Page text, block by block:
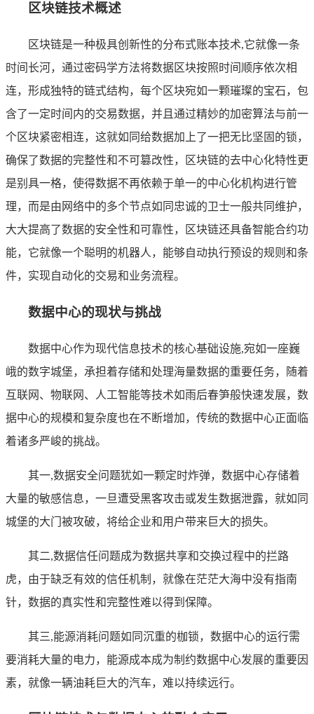
区块链技术概述
区块链是一种极具创新性的分布式账本技术,它就像一条
时间长河，通过密码学方法将数据区块按照时间顺序依次相
连，形成独特的链式结构，每个区块宛如一颗璀璨的宝石，包
含了一定时间内的交易数据，并且通过精妙的加密算法与前一
个区块紧密相连，这就如同给数据加上了一把无比坚固的锁，
确保了数据的完整性和不可篡改性，区块链的去中心化特性更
是别具一格，使得数据不再依赖于单一的中心化机构进行管
理，而是由网络中的多个节点如同忠诚的卫士一般共同维护，
大大提高了数据的安全性和可靠性，区块链还具备智能合约功
能，它就像一个聪明的机器人，能够自动执行预设的规则和条
件，实现自动化的交易和业务流程。
数据中心的现状与挑战
数据中心作为现代信息技术的核心基础设施,宛如一座巍
峨的数字城堡，承担着存储和处理海量数据的重要任务，随着
互联网、物联网、人工智能等技术如雨后春笋般快速发展，数
据中心的规模和复杂度也在不断增加，传统的数据中心正面临
着诸多严峻的挑战。
其一,数据安全问题犹如一颗定时炸弹，数据中心存储着
大量的敏感信息，一旦遭受黑客攻击或发生数据泄露，就如同
城堡的大门被攻破，将给企业和用户带来巨大的损失。
其二,数据信任问题成为数据共享和交换过程中的拦路
虎，由于缺乏有效的信任机制，就像在茫茫大海中没有指南
针，数据的真实性和完整性难以得到保障。
其三,能源消耗问题如同沉重的枷锁，数据中心的运行需
要消耗大量的电力，能源成本成为制约数据中心发展的重要因
素，就像一辆油耗巨大的汽车，难以持续远行。